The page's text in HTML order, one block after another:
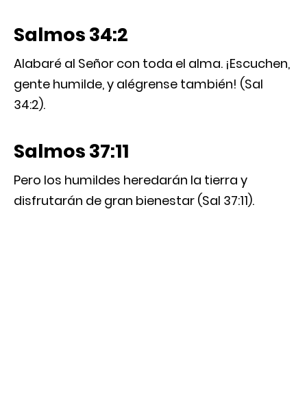
Salmos 34:2
Alabaré al Señor con toda el alma. ¡Escuchen,
gente humilde, y alégrense también! (Sal
34:2).
Salmos 37:11
Pero los humildes heredarán la tierra y
disfrutarán de gran bienestar (Sal 37:11).